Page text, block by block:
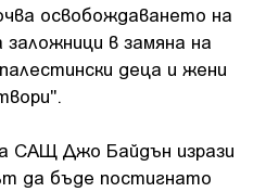
освобождаването на
заложници в замяна на
деца и жени
САЩ Джо Байдън изрази
да бъде постигнато